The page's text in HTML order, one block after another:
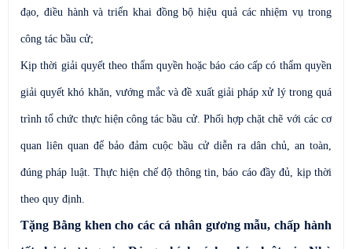
đạo, điều hành và triển khai đồng bộ hiệu quả các nhiệm vụ trong
công tác bầu cử;
Kịp thời giải quyết theo thẩm quyền hoặc báo cáo cấp có thẩm quyền
giải quyết khó khăn, vướng mắc và đề xuất giải pháp xử lý trong quá
trình tổ chức thực hiện công tác bầu cử. Phối hợp chặt chẽ với các cơ
quan liên quan để bảo đảm cuộc bầu cử diễn ra dân chủ, an toàn,
đúng pháp luật. Thực hiện chế độ thông tin, báo cáo đầy đủ, kịp thời
theo quy định.
Tặng Bằng khen cho các cá nhân gương mẫu, chấp hành